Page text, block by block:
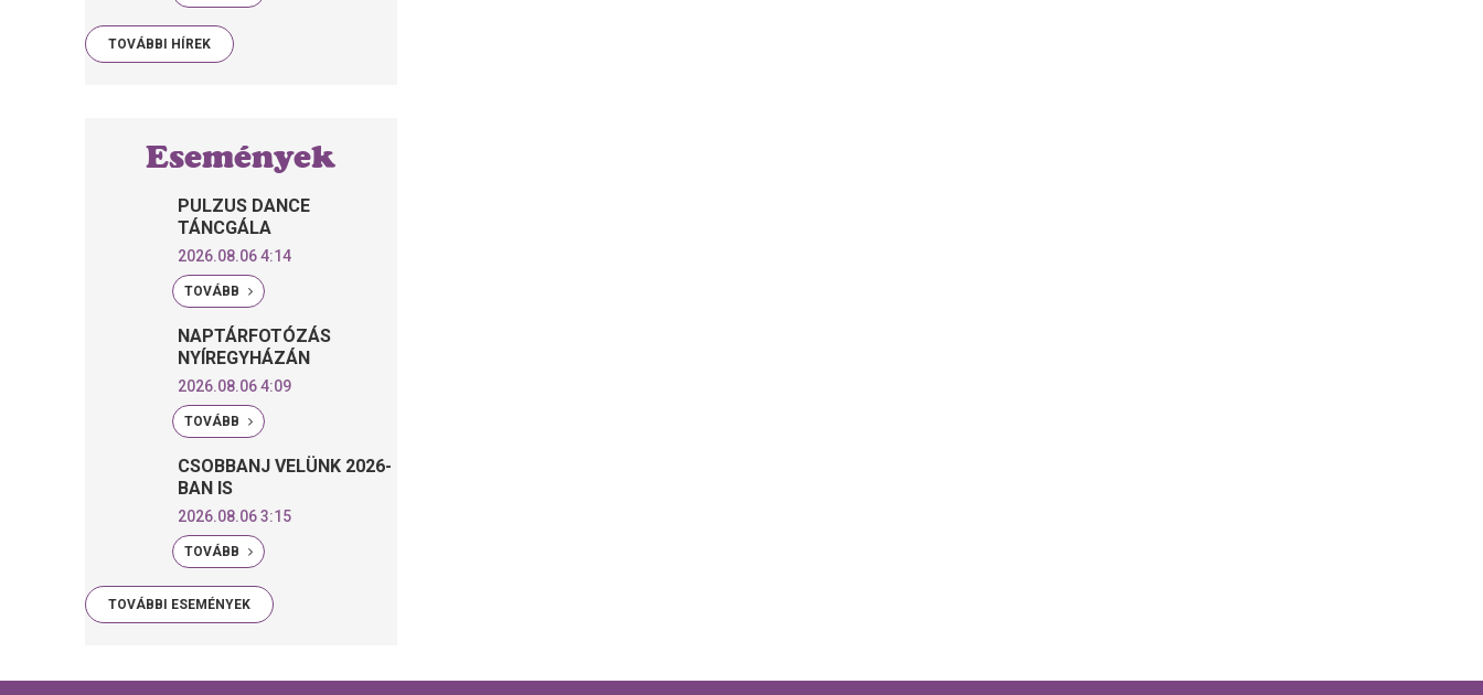
TOVÁBBI HÍREK
Események
PULZUS DANCE
TÁNCGÁLA
2026.08.06 4:14
TOVÁBB
NAPTÁRFOTÓZÁS
NYÍREGYHÁZÁN
2026.08.06 4:09
TOVÁBB
CSOBBANJ VELÜNK 2026-
BAN IS
2026.08.06 3:15
TOVÁBB
TOVÁBBI ESEMÉNYEK